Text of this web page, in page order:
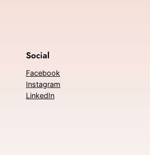
Social
Facebook
Instagram
LinkedIn